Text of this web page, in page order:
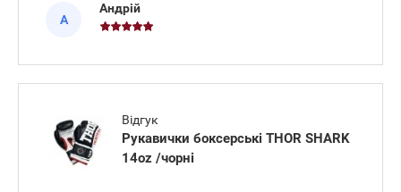
акуратний, долоня провітрюється завдяки
перфорації. Вага 16
А
Андрій
Відгук
Рукавички боксерські THOR SHARK
14oz /чорні